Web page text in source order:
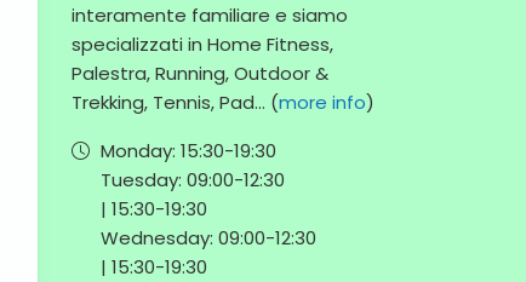
interamente familiare e siamo
specializzati in Home Fitness,
Palestra, Running, Outdoor &
Trekking, Tennis, Pad... (more info)
Monday: 15:30-19:30
Tuesday: 09:00-12:30
| 15:30-19:30
Wednesday: 09:00-12:30
| 15:30-19:30